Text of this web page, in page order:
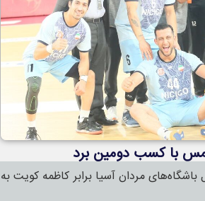
مس با کسب دومین برد
مردان آسیا برابر کاظمه کویت به